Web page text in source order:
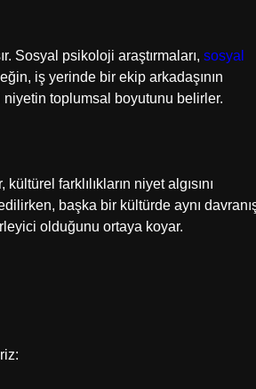
Sosyal psikoloji araştırmaları, sosyal
iş yerinde bir ekip arkadaşının
niyetin toplumsal boyutunu belirler.
farklılıkların niyet algısını
başka bir kültürde aynı
olduğunu ortaya koyar.